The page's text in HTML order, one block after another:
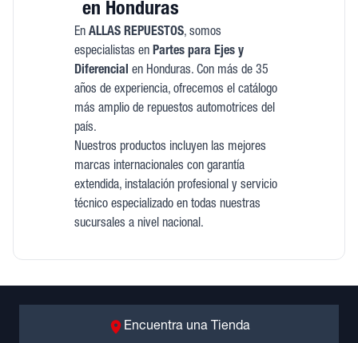
en Honduras
En ALLAS REPUESTOS, somos
especialistas en Partes para Ejes y
Diferencial en Honduras. Con más de 35
años de experiencia, ofrecemos el catálogo
más amplio de repuestos automotrices del
país.
Nuestros productos incluyen las mejores
marcas internacionales con garantía
extendida, instalación profesional y servicio
técnico especializado en todas nuestras
sucursales a nivel nacional.
Encuentra una Tienda